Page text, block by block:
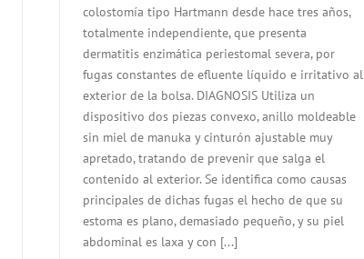
colostomía tipo Hartmann desde hace tres años,
totalmente independiente, que presenta
dermatitis enzimática periestomal severa, por
fugas constantes de efluente líquido e irritativo al
exterior de la bolsa. DIAGNOSIS Utiliza un
dispositivo dos piezas convexo, anillo moldeable
sin miel de manuka y cinturón ajustable muy
apretado, tratando de prevenir que salga el
contenido al exterior. Se identifica como causas
principales de dichas fugas el hecho de que su
estoma es plano, demasiado pequeño, y su piel
abdominal es laxa y con [...]